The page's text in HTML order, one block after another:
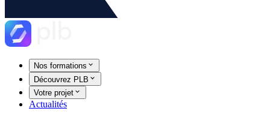
Nos formations
Découvrez PLB
Votre projet
Actualités